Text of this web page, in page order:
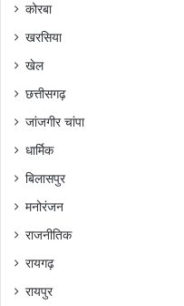
कोरबा
खरसिया
खेल
छत्तीसगढ़
जांजगीर चांपा
धार्मिक
बिलासपुर
मनोरंजन
राजनीतिक
रायगढ़
रायपुर